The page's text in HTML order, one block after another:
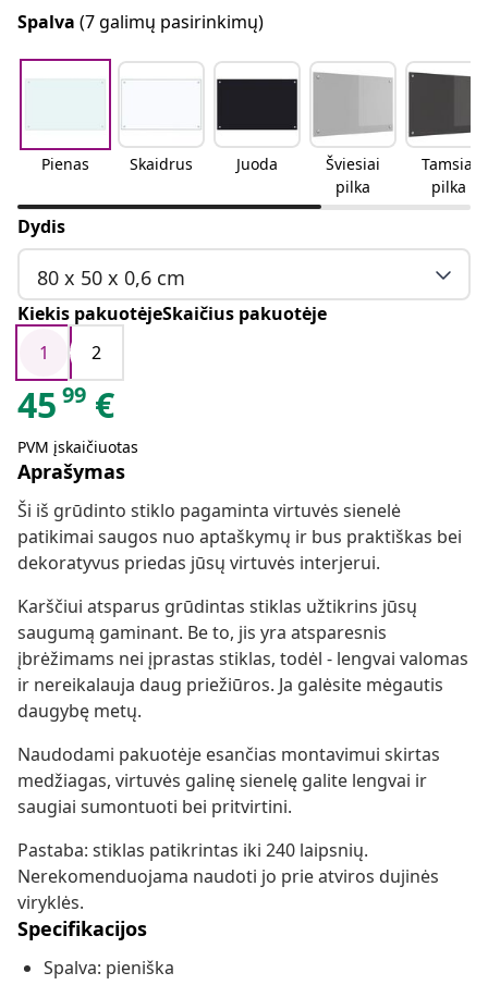
Spalva (7 galimų pasirinkimų)
Pienas Skaidrus Juoda
Šviesiai
pilka
Tamsiai
pilka
Dydis
80 x 50 x 0,6 cm
Kiekis pakuotėjeSkaičius pakuotėje
1
2
45 99 €
PVM įskaičiuotas
Aprašymas
Ši iš grūdinto stiklo pagaminta virtuvės sienelė
patikimai saugos nuo aptaškymų ir bus praktiškas bei
dekoratyvus priedas jūsų virtuvės interjerui.
Karščiui atsparus grūdintas stiklas užtikrins jūsų
saugumą gaminant. Be to, jis yra atsparesnis
įbrėžimams nei įprastas stiklas, todėl - lengvai valomas
ir nereikalauja daug priežiūros. Ja galėsite mėgautis
daugybę metų.
Naudodami pakuotėje esančias montavimui skirtas
medžiagas, virtuvės galinę sienelę galite lengvai ir
saugiai sumontuoti bei pritvirtini.
Pastaba: stiklas patikrintas iki 240 laipsnių.
Nerekomenduojama naudoti jo prie atviros dujinės
viryklės.
Specifikacijos
Spalva: pieniška